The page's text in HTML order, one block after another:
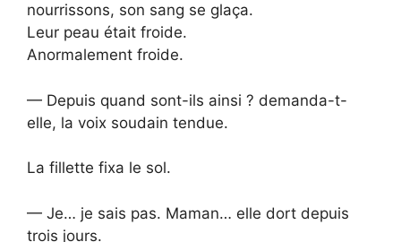
nourrissons, son sang se glaça.
Leur peau était froide.
Anormalement froide.
— Depuis quand sont-ils ainsi ? demanda-t-
elle, la voix soudain tendue.
La fillette fixa le sol.
— Je… je sais pas. Maman… elle dort depuis
trois jours.